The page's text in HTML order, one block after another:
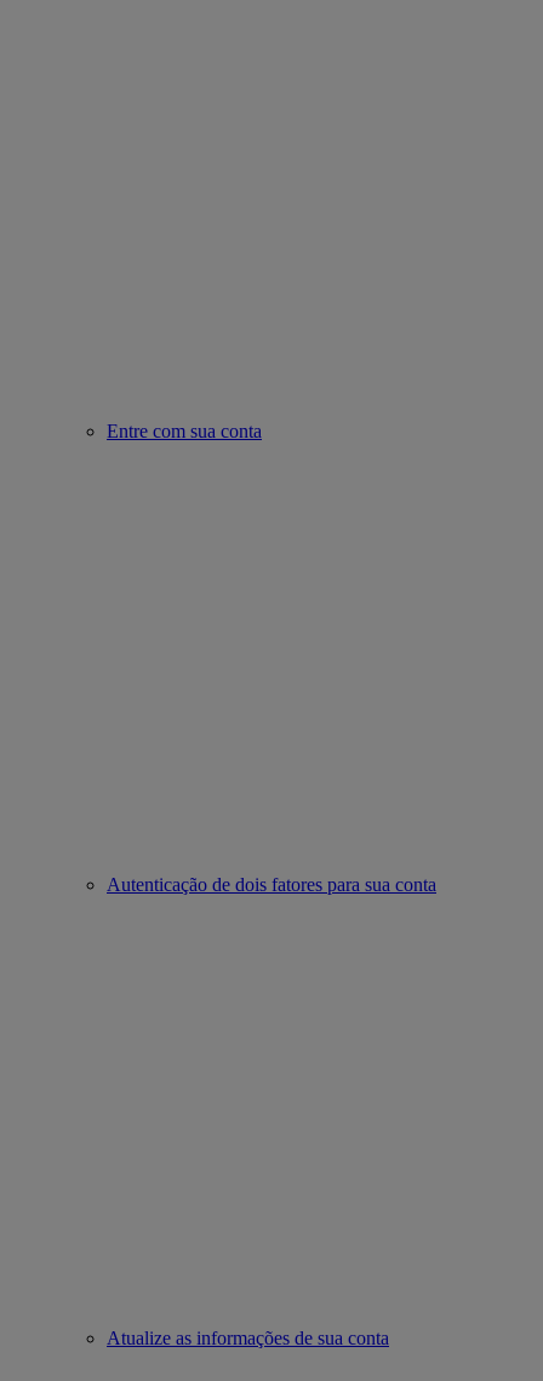
Entre com sua conta
Autenticação de dois fatores para sua conta
Atualize as informações de sua conta